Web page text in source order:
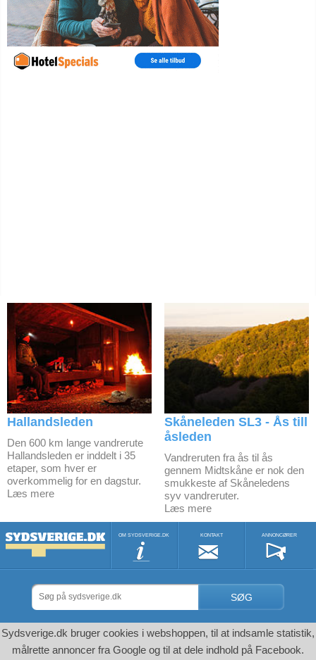
Hallandsleden
Den 600 km lange vandrerute
Hallandsleden er inddelt i 35
etaper, som hver er
overkommelig for en dagstur.
Læs mere
Skåneleden SL3 - Ås till
åsleden
Vandreruten fra ås til ås
gennem Midtskåne er nok den
smukkeste af Skåneledens
syv vandreruter.
Læs mere
OM SYDSVERIGE.DK KONTAKT ANNONCØRER
SØG
Sydsverige.dk bruger cookies i webshoppen, til at indsamle statistik,
målrette annoncer fra Google og til at dele indhold på Facebook.